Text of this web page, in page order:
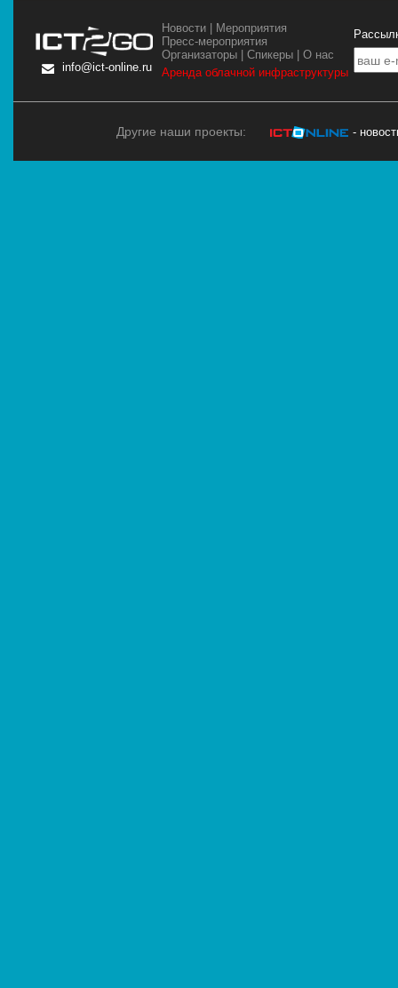
info@ict-online.ru
Новости
Мероприятия
Пресс-мероприятия
Организаторы |Спикеры |О нас
Аренда облачной инфраструктуры
Другие наши проекты: -